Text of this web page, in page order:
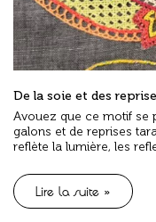
De la soie et des
Avouez que ce motif se
galons et de reprises
reflète la lumière, les
Lire la suite »